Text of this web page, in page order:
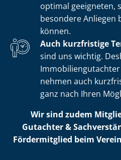
optimal geeigneten,
besondere Anliegen
können.
Auch kurzfristige
sind uns wichtig.
nehmen auch
ganz nach Ihren
Wir sind zudem
Gutachter &
Fördermitglied beim